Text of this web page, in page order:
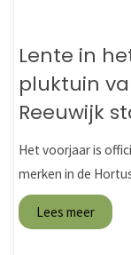
Lente in
pluktuin
Reeuwijk
Het voorjaar is
merken in de
Lees meer